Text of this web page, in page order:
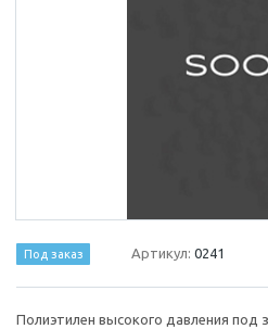
Под заказ Артикул:0241
Полиэтилен высокого давления под